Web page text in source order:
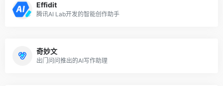
Effidit
腾讯AI Lab开发的智能创作助手
奇妙文
出门问问推出的AI写作助理